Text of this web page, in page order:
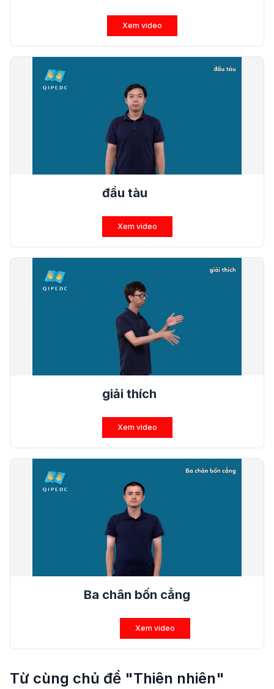
Xem video
đầu tàu
Xem video
giải thích
Xem video
Ba chân bốn cẳng
Xem video
Từ cùng chủ đề "Thiên nhiên"